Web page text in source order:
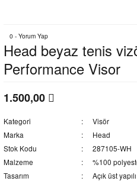
0 - Yorum Yap
Head beyaz tenis
Performance Visor
1.500,00
Kategori
Visör
Marka
Head
Stok Kodu
287105-WH
Malzeme
%100
Tasarım
Açık üst